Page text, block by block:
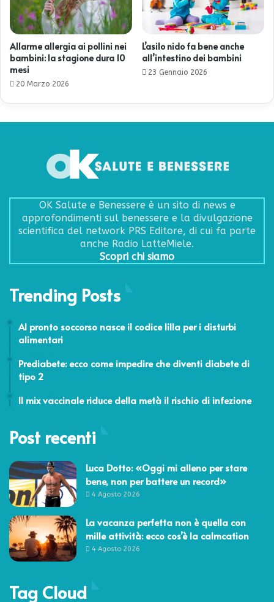
Allarme allergia ai pollini nei
bambini: la stagione dura 10
mesi
20 Marzo 2026
L’asilo nido fa bene anche
all’intestino dei bambini
23 Gennaio 2026
OK Salute e Benessere è un sito di news e
approfondimenti sul benessere e la divulgazione
scientifica del network PRS Editore, di cui fa parte
anche Radio LatteMiele.
Scopri chi siamo
Trending Posts
Al pronto soccorso nasce il codice lilla per i disturbi
alimentari
Prediabete: ecco come impedire che diventi diabete di
tipo 2
Il mix vaccinale riduce della metà il rischio di infezione
Post recenti
Luca Dotto: «Oggi mi alleno per stare
bene, non per battere un record»
4 Agosto 2026
La vacanza perfetta non è quella con
mille attività: ecco cos’è la calmcation
4 Agosto 2026
Tag Cloud